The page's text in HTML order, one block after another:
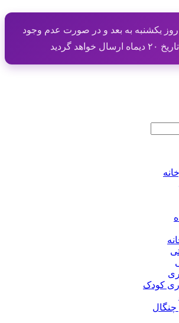
یکشنبه به بعد و در صورت عدم وجود
گردید
کودک